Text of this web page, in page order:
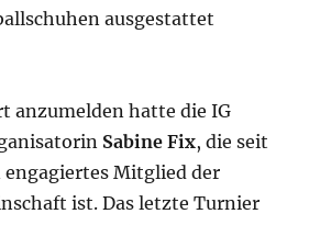
ausgestattet
anzumelden hatte die IG
Sabine Fix, die seit
engagiertes Mitglied der
ist. Das letzte Turnier